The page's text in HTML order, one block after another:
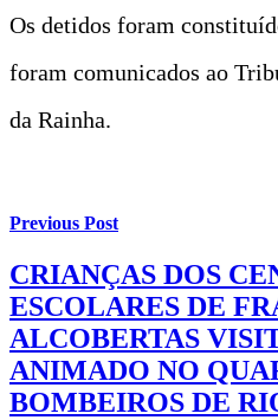
Os detidos foram
foram comunicados ao
da Rainha.
Previous Post
CRIANÇAS DOS
ESCOLARES DE
ALCOBERTAS
ANIMADO NO
BOMBEIROS DE